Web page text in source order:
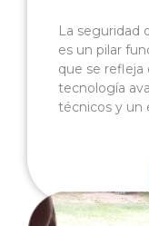
La seguridad
es un pilar
que se refleja
tecnología
técnicos y un